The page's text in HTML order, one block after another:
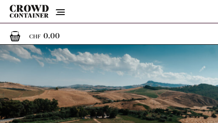
Menu
CHF 0.000 Artikel im Warenkorb